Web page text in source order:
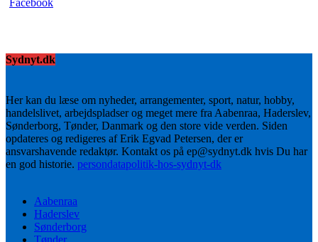
Sydnyt.dk
Her kan du læse om nyheder, arrangementer, sport, natur, hobby,
handelslivet, arbejdspladser og meget mere fra Aabenraa, Haderslev,
Sønderborg, Tønder, Danmark og den store vide verden. Siden
opdateres og redigeres af Erik Egvad Petersen, der er
ansvarshavende redaktør. Kontakt os på ep@sydnyt.dk hvis Du har
en god historie. persondatapolitik-hos-sydnyt-dk
Aabenraa
Haderslev
Sønderborg